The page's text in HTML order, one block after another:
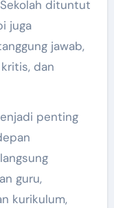
dituntut
juga
jawab,
dan
penting
guru,
kurikulum,